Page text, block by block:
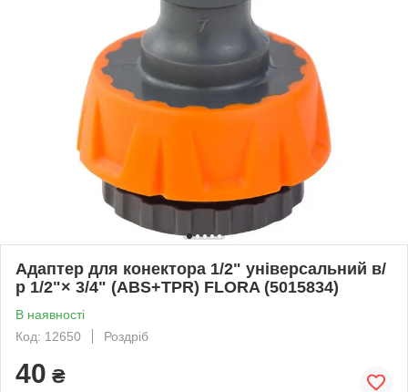
Адаптер для конектора 1/2" універсальний в/
р 1/2"× 3/4" (ABS+TPR) FLORA (5015834)
В наявності
Код: 12650
Роздріб
40 ₴